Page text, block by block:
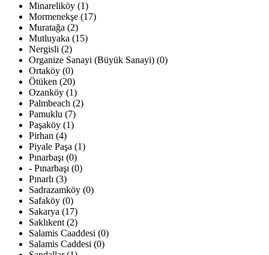
Minareliköy (1)
Mormenekşe (17)
Muratağa (2)
Mutluyaka (15)
Nergisli (2)
Organize Sanayi (Büyük Sanayi) (0)
Ortaköy (0)
Ötüken (20)
Ozanköy (1)
Palmbeach (2)
Pamuklu (7)
Paşaköy (1)
Pirhan (4)
Piyale Paşa (1)
Pınarbaşı (0)
- Pınarbaşı (0)
Pınarlı (3)
Sadrazamköy (0)
Safaköy (0)
Sakarya (17)
Saklıkent (2)
Salamis Caaddesi (0)
Salamis Caddesi (0)